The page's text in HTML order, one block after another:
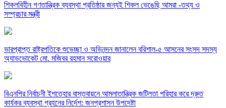
শিকলবিহীন গণতান্ত্রিক ব্যবস্থা প্রতিষ্ঠার জন্যই শিকল ভেঙেছি আমরা -তথ্য ও
সম্প্রচার মন্ত্রী
ভারপ্রাপ্ত রাষ্ট্রপতিকে শুভেচ্ছা ও অভিনন্দন জানালেন বরিশাল-৫ আসনের সংসদ সদস্য
অ্যাডভোকেট মো. মজিবর রহমান সরোওয়ার
বিএনপির নির্বাচনী ইশতেহার বাস্তবায়নে আমলাতান্ত্রিক জটিলতা পরিহার করে দ্রুত
কার্যকর ব্যবস্থা গ্রহনের নির্দেশ: জনপ্রশাসন উপদেষ্টা